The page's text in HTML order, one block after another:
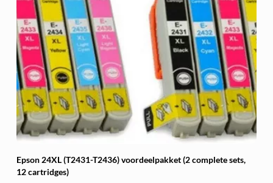
Epson 24XL (T2431-T2436) voordeelpakket (2 complete sets,
12 cartridges)